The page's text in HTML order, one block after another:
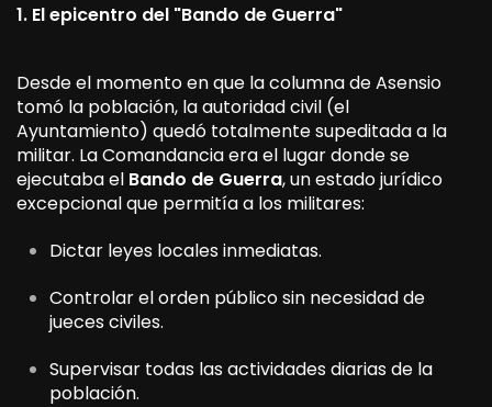
1. El epicentro del "Bando de Guerra"
Desde el momento en que la columna de Asensio
tomó la población, la autoridad civil (el
Ayuntamiento) quedó totalmente supeditada a la
militar. La Comandancia era el lugar donde se
ejecutaba el Bando de Guerra, un estado jurídico
excepcional que permitía a los militares:
Dictar leyes locales inmediatas.
Controlar el orden público sin necesidad de
jueces civiles.
Supervisar todas las actividades diarias de la
población.